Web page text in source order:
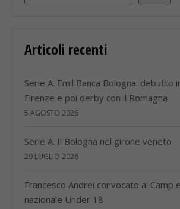
Articoli recenti
Serie A. Emil Banca Bologna: debutto
Firenze e poi derby con il Romagna
5 AGOSTO 2026
Serie A. Il Bologna nel girone veneto
29 LUGLIO 2026
Francesco Andrei convocato al Camp
nazionale Under 18